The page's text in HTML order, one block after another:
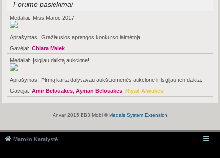
Forumo pasiekimai
Medaliai Miss Maroc 2017
Aprašymas
Gražiausios aprangos konkurso laimėtoja.
Gavėjai
Chiara Malek
Medaliai Įsigijau daiktą aukcione!
Aprašymas
Pirmą kartą dalyvavau aukštuomenės aukcione ir įsigijau ten daiktą.
Gavėjai
Amir Belouakes Ayman Belouakes Riyad Alwakes
Anvar 2015 BB3.Mobi ©Medals System Extension
Maroko Karalystė